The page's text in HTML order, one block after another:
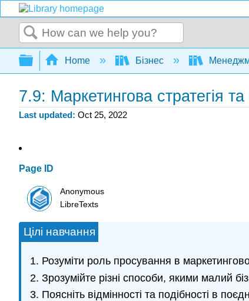
Search
Expand/collapse global hierarchy
Home Бізнес
7.9: Маркетингова стратегія
Last updated Oct 25, 2022
Page ID
Anonymous
LibreTexts
Цілі навчання
Розуміти роль просування в
Зрозумійте різні способи, якими малий
Поясніть відмінності та подібності в